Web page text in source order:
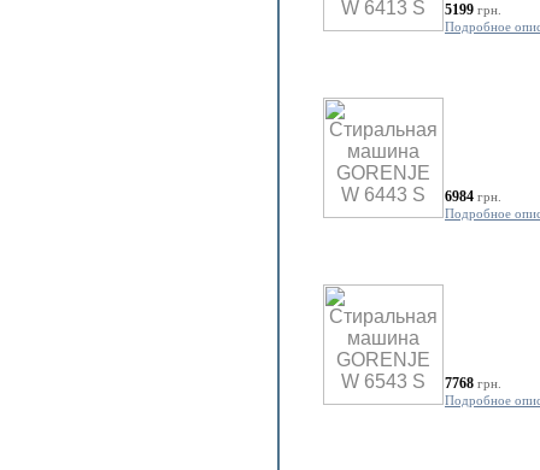
5199 грн.
Подробное
6984 грн.
Подробное
7768 грн.
Подробное